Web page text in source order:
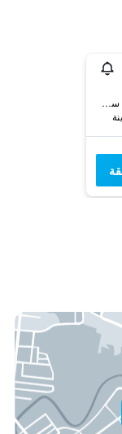
Avenida 25 de Abril, 11, سيسيمبرا, محافظة سيتوبال, البرتغال